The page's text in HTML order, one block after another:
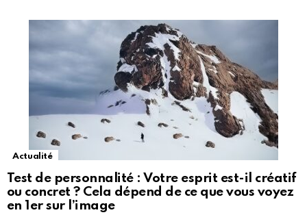
Actualité
Test de personnalité : Votre esprit est-il créatif
ou concret ? Cela dépend de ce que vous voyez
en 1er sur l’image